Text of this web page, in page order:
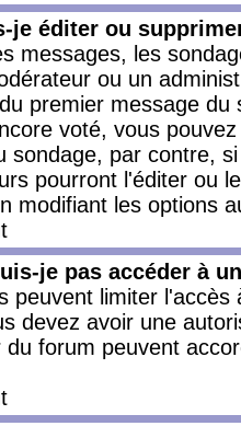
je éditer ou
messages, les
ou un
premier message
voté, vous
sondage, par contre,
pourront l'éditer ou
modifiant les options
je pas accéder à
peuvent limiter
devez avoir une
du forum peuvent